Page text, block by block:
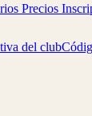
Precios
del club